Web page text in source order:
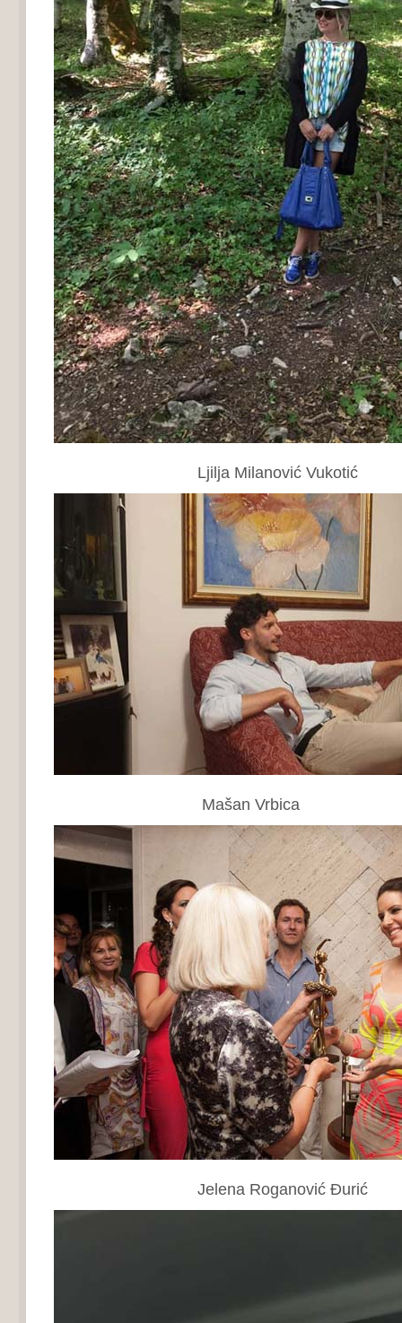
Ljilja Milanović Vukotić
Mašan Vrbica
Jelena Roganović Đurić